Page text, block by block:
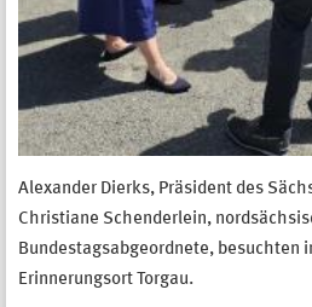
Alexander Dierks, Präsident des
Christiane Schenderlein,
Bundestagsabgeordnete, besuchten
Erinnerungsort Torgau.